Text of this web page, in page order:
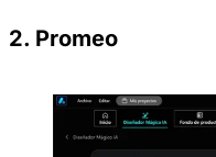
2. Promeo